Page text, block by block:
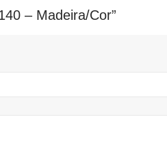
– Madeira/Cor”